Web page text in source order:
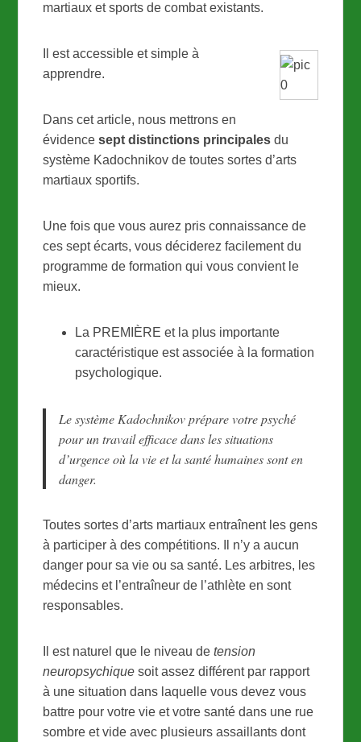
martiaux et sports de combat existants.
Il est accessible et simple à
apprendre.
Dans cet article, nous mettrons en
évidencesept distinctions principales du
système Kadochnikov de toutes sortes d’arts
martiaux sportifs.
Une fois que vous aurez pris connaissance de
ces sept écarts, vous déciderez facilement du
programme de formation qui vous convient le
mieux.
La PREMIÈRE et la plus importante
caractéristique est associée à la formation
psychologique.
Le système Kadochnikov prépare votre psyché
pour un travail efficace dans les situations
d’urgence où la vie et la santé humaines sont en
danger.
Toutes sortes d’arts martiaux entraînent les gens
à participer à des compétitions. Il n’y a aucun
danger pour sa vie ou sa santé. Les arbitres, les
médecins et l’entraîneur de l’athlète en sont
responsables.
Il est naturel que le niveau detension
neuropsychique soit assez différent par rapport
à une situation dans laquelle vous devez vous
battre pour votre vie et votre santé dans une rue
sombre et vide avec plusieurs assaillants dont